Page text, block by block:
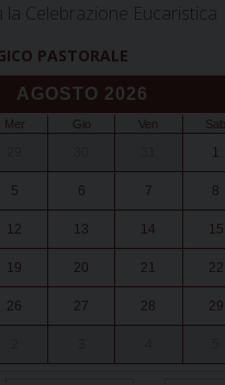
la Celebrazione Eucaristica
PASTORALE
AGOSTO 2026
Mer Gio Ven Sab
1
5 6 7 8
12 13 14 15
19 20 21 22
26 27 28 29